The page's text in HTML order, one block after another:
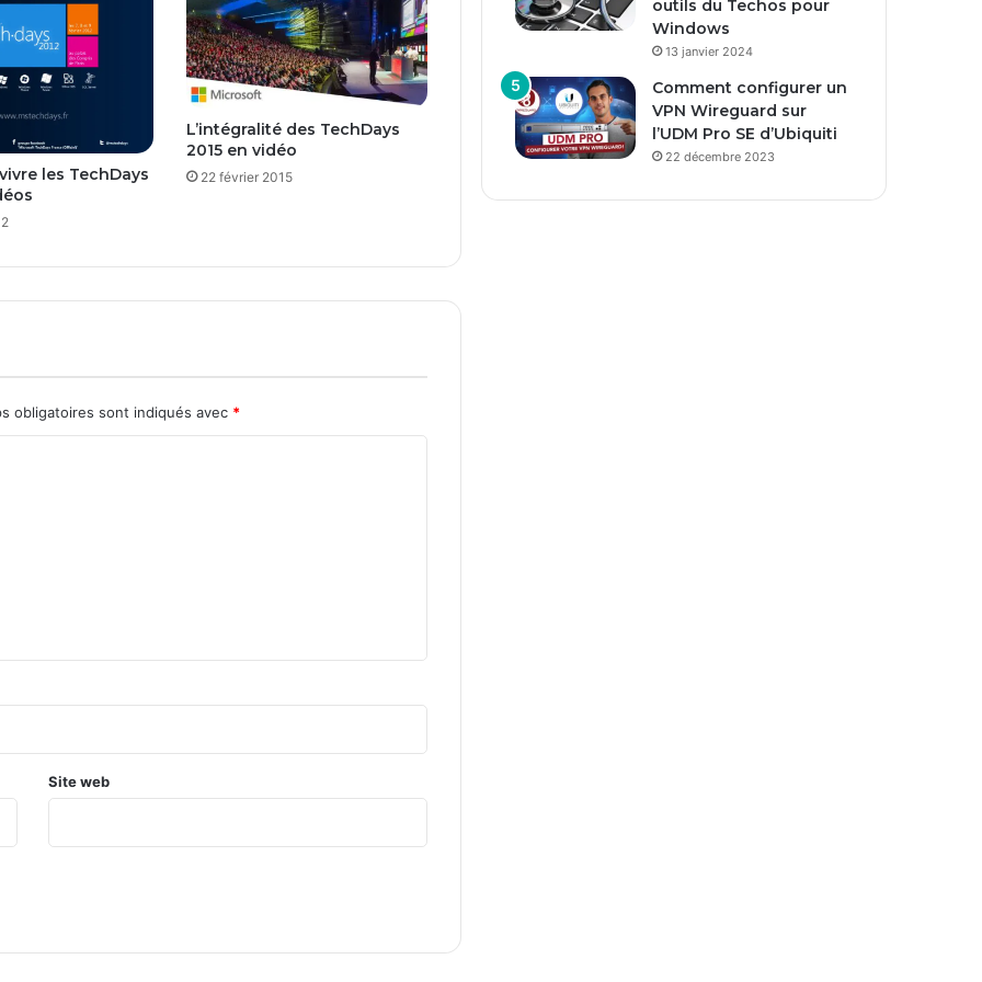
P
r
e
v
e
w
les TechDays
L’intégralité des TechDays
2015 en vidéo
22 février 2015
obligatoires sont indiqués avec *
Site web
outils du Techos pour
Windows
13 janvier 2024
Comment configurer un
VPN Wireguard sur
l’UDM Pro SE d’Ubiquiti
22 décembre 2023